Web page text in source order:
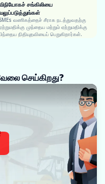
சங்கிலியை
SMEs வணிகத்தைச் சீராக நடத்துவதற்கு
முந்தைய மற்றும் ஏற்றுமதிக்கு
நிதியுதவியைப் பெறுகிறார்கள்.
செய்கிறது?